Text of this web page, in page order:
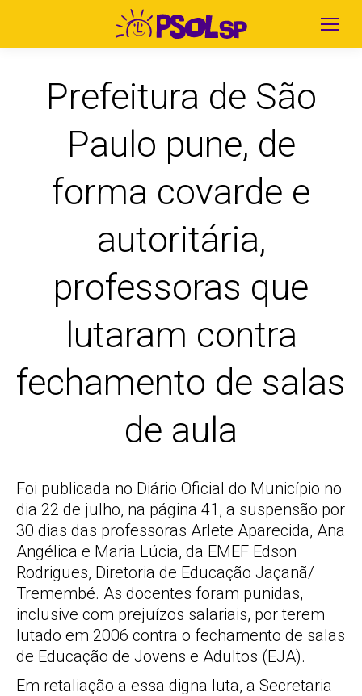
Prefeitura de São
Paulo pune, de
forma covarde e
autoritária,
professoras que
lutaram contra
fechamento de salas
de aula
Foi publicada no Diário Oficial do Município no
dia 22 de julho, na página 41, a suspensão por
30 dias das professoras Arlete Aparecida, Ana
Angélica e Maria Lúcia, da EMEF Edson
Rodrigues, Diretoria de Educação Jaçanã/
Tremembé. As docentes foram punidas,
inclusive com prejuízos salariais, por terem
lutado em 2006 contra o fechamento de salas
de Educação de Jovens e Adultos (EJA).
Em retaliação a essa digna luta, a Secretaria